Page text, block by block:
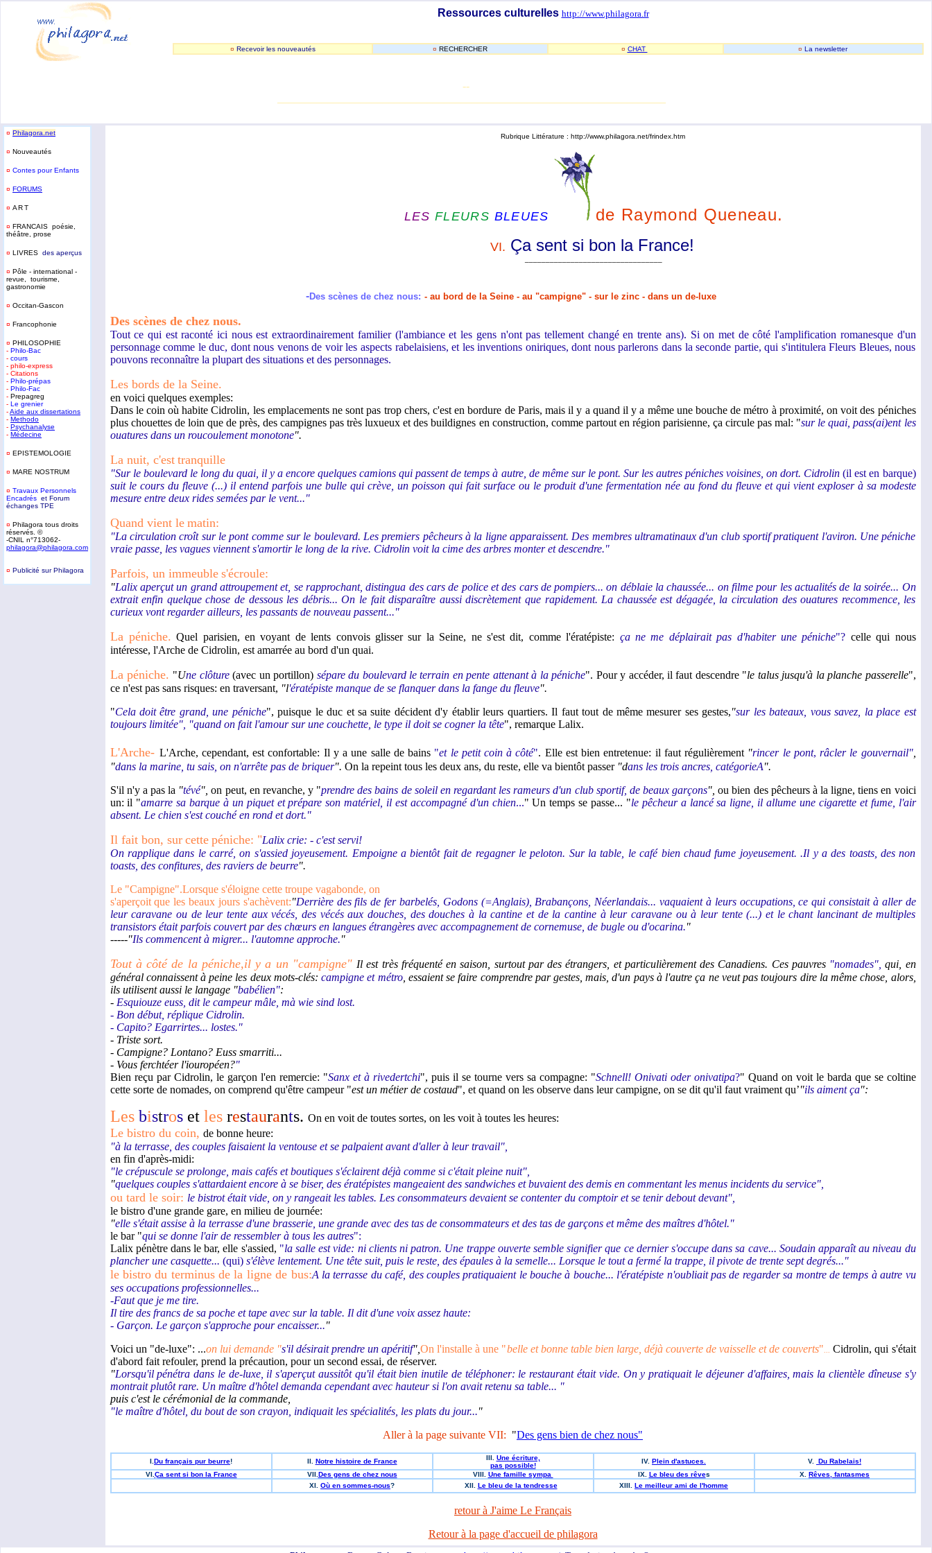
Ressources culturelles http://www.philagora.fr
¤ Recevoir les nouveautés ¤ RECHERCHER ¤ CHAT ¤ La newsletter
--
¤ Philagora.net
¤ Nouveautés
¤ Contes pour Enfants
¤ FORUMS
¤ ART
¤ FRANCAIS poésie,
théâtre, prose
¤ LIVRES des aperçus
¤ Pôle - international -
revue, tourisme,
gastronomie
¤ Occitan-Gascon
¤ Francophonie
¤ PHILOSOPHIE
- Philo-Bac
- cours
- philo-express
- Citations
- Philo-prépas
- Philo-Fac
- Prepagreg
- Le grenier
-Aide aux dissertations
- Methodo
- Psychanalyse
- Médecine
¤ EPISTEMOLOGIE
¤ MARE NOSTRUM
¤ Travaux Personnels
Encadrés et Forum
échanges TPE
¤ Philagora tous droits
réservés. ©
-CNIL n°713062-
philagora@philagora.com
¤ Publicité sur Philagora
Rubrique Littérature : http://www.philagora.net/frindex.htm
LES FLEURS BLEUES de Raymond Queneau.
VI. Ça sent si bon la France!
-Des scènes de chez nous: - au bord de la Seine - au "campigne" - sur le zinc - dans un de-luxe
Des scènes de chez nous.
Tout ce qui est raconté ici nous est extraordinairement familier (l'ambiance et les gens n'ont pas tellement changé en trente ans). Si on met de côté l'amplification romanesque d'un
personnage comme le duc, dont nous venons de voir les aspects rabelaisiens, et les inventions oniriques, dont nous parlerons dans la seconde partie, qui s'intitulera Fleurs Bleues, nous
pouvons reconnaître la plupart des situations et des personnages.
Les bords de la Seine.
en voici quelques exemples:
Dans le coin où habite Cidrolin, les emplacements ne sont pas trop chers, c'est en bordure de Paris, mais il y a quand il y a même une bouche de métro à proximité, on voit des péniches
plus chouettes de loin que de près, des campignes pas très luxueux et des buildignes en construction, comme partout en région parisienne, ça circule pas mal: "sur le quai, pass(ai)ent les
ouatures dans un roucoulement monotone".
La nuit, c'est tranquille
"Sur le boulevard le long du quai, il y a encore quelques camions qui passent de temps à autre, de même sur le pont. Sur les autres péniches voisines, on dort. Cidrolin (il est en barque)
suit le cours du fleuve (...) il entend parfois une bulle qui crève, un poisson qui fait surface ou le produit d'une fermentation née au fond du fleuve et qui vient exploser à sa modeste
mesure entre deux rides semées par le vent..."
Quand vient le matin:
"La circulation croît sur le pont comme sur le boulevard. Les premiers pêcheurs à la ligne apparaissent. Des membres ultramatinaux d'un club sportif pratiquent l'aviron. Une péniche
vraie passe, les vagues viennent s'amortir le long de la rive. Cidrolin voit la cime des arbres monter et descendre."
Parfois, un immeuble s'écroule:
"Lalix aperçut un grand attroupement et, se rapprochant, distingua des cars de police et des cars de pompiers... on déblaie la chaussée... on filme pour les actualités de la soirée... On
extrait enfin quelque chose de dessous les débris... On le fait disparaître aussi discrètement que rapidement. La chaussée est dégagée, la circulation des ouatures recommence, les
curieux vont regarder ailleurs, les passants de nouveau passent..."
La péniche. Quel parisien, en voyant de lents convois glisser sur la Seine, ne s'est dit, comme l'ératépiste: ça ne me déplairait pas d'habiter une péniche"? celle qui nous
intéresse, l'Arche de Cidrolin, est amarrée au bord d'un quai.
La péniche. "Une clôture (avec un portillon) sépare du boulevard le terrain en pente attenant à la péniche". Pour y accéder, il faut descendre "le talus jusqu'à la planche passerelle",
ce n'est pas sans risques: en traversant, "l'ératépiste manque de se flanquer dans la fange du fleuve".
"Cela doit être grand, une péniche", puisque le duc et sa suite décident d'y établir leurs quartiers. Il faut tout de même mesurer ses gestes,"sur les bateaux, vous savez, la place est
toujours limitée", "quand on fait l'amour sur une couchette, le type il doit se cogner la tête", remarque Lalix.
L'Arche- L'Arche, cependant, est confortable: Il y a une salle de bains "et le petit coin à côté". Elle est bien entretenue: il faut régulièrement "rincer le pont,râcler le gouvernail",
"dans la marine, tu sais, on n'arrête pas de briquer". On la repeint tous les deux ans, du reste, elle va bientôt passer "dans les trois ancres, catégorieA".
S'il n'y a pas la "tévé",on peut, en revanche, y "prendre des bains de soleil en regardant les rameurs d'un club sportif, de beaux garçons",ou bien des pêcheurs à la ligne, tiens en voici
un: il "amarre sa barque à un piquet et prépare son matériel, il est accompagné d'un chien..." Un temps se passe... "le pêcheur a lancé sa ligne, il allume une cigarette et fume, l'air
absent. Le chien s'est couché en rond et dort."
Il fait bon, sur cette péniche: "Lalix crie: - c'est servi!
On rapplique dans le carré, on s'assied joyeusement. Empoigne a bientôt fait de regagner le peloton. Sur la table, le café bien chaud fume joyeusement. .Il y a des toasts, des non
toasts, des confitures, des raviers de beurre".
Le "Campigne".Lorsque s'éloigne cette troupe vagabonde, on
s'aperçoit que les beaux jours s'achèvent:"Derrière des fils de fer barbelés, Godons (=Anglais), Brabançons, Néerlandais... vaquaient à leurs occupations, ce qui consistait à aller de
leur caravane ou de leur tente aux vécés, des vécés aux douches, des douches à la cantine et de la cantine à leur caravane ou à leur tente (...) et le chant lancinant de multiples
transistors était parfois couvert par des chœurs en langues étrangères avec accompagnement de cornemuse, de bugle ou d'ocarina."
-----"Ils commencent à migrer... l'automne approche."
Tout à côté de la péniche,il y a un "campigne" Il est très fréquenté en saison, surtout par des étrangers, et particulièrement des Canadiens. Ces pauvres "nomades", qui, en
général connaissent à peine les deux mots-clés:campigne et métro, essaient se faire comprendre par gestes, mais, d'un pays à l'autre ça ne veut pas toujours dire la même chose, alors,
ils utilisent aussi le langage "babélien":
-Esquiouze euss, dit le campeur mâle, mà wie sind lost.
- Bon début, réplique Cidrolin.
- Capito? Egarrirtes... lostes."
- Triste sort.
- Campigne? Lontano? Euss smarriti...
- Vous ferchtéer l'iouropéen?"
Bien reçu par Cidrolin, le garçon l'en remercie: "Sanx et à rivedertchi", puis il se tourne vers sa compagne: "Schnell! Onivati oder onivatipa?" Quand on voit le barda que se coltine
cette sorte de nomades, on comprend qu'être campeur "est un métier de costaud", et quand on les observe dans leur campigne, on se dit qu'il faut vraiment qu’"ils aiment ça":
Les bistroset lesrestaurants. On en voit de toutes sortes, on les voit à toutes les heures:
Le bistro du coin, de bonne heure:
"à la terrasse, des couples faisaient la ventouse et se palpaient avant d'aller à leur travail",
en fin d'après-midi:
"le crépuscule se prolonge, mais cafés et boutiques s'éclairent déjà comme si c'était pleine nuit",
"quelques couples s'attardaient encore à se biser, des ératépistes mangeaient des sandwiches et buvaient des demis en commentant les menus incidents du service",
ou tard le soir: le bistrot était vide, on y rangeait les tables. Les consommateurs devaient se contenter du comptoir et se tenir debout devant",
le bistro d'une grande gare, en milieu de journée:
"elle s'était assise à la terrasse d'une brasserie, une grande avec des tas de consommateurs et des tas de garçons et même des maîtres d'hôtel."
le bar "qui se donne l'air de ressembler à tous les autres":
Lalix pénètre dans le bar, elle s'assied, "la salle est vide: ni clients ni patron. Une trappe ouverte semble signifier que ce dernier s'occupe dans sa cave... Soudain apparaît au niveau du
plancher une casquette... (qui) s'élève lentement. Une tête suit, puis le reste, des épaules à la semelle... Lorsque le tout a fermé la trappe, il pivote de trente sept degrés..."
le bistro du terminus de la ligne de bus:A la terrasse du café, des couples pratiquaient le bouche à bouche... l'ératépiste n'oubliait pas de regarder sa montre de temps à autre vu
ses occupations professionnelles...
-Faut que je me tire.
Il tire des francs de sa poche et tape avec sur la table. Il dit d'une voix assez haute:
- Garçon. Le garçon s'approche pour encaisser..."
Voici un "de-luxe": ...on lui demande "s'il désirait prendre un apéritif",On l'installe à une "belle et bonne table bien large, déjà couverte de vaisselle et de couverts"
Cidrolin, qui s'était
d'abord fait refouler, prend la précaution, pour un second essai, de réserver.
"Lorsqu'il pénétra dans le de-luxe, il s'aperçut aussitôt qu'il était bien inutile de téléphoner: le restaurant était vide. On y pratiquait le déjeuner d'affaires, mais la clientèle dîneuse s'y
montrait plutôt rare. Un maître d'hôtel demanda cependant avec hauteur si l'on avait retenu sa table... "
puis c'est le cérémonial de la commande,
"le maître d'hôtel, du bout de son crayon, indiquait les spécialités, les plats du jour..."
Aller à la page suivante VII: "Des gens bien de chez nous"
I. Du français pur beurre! II. Notre histoire de France III. Une écriture,
pas possible!
IV. Plein d'astuces. V.
Du Rabelais!
VI. Ça sent si bon la France VII. Des gens de chez nous VIII. Une famille sympa IX. Le bleu des rêves X. Rêves, fantasmes
XI. Où en sommes-nous? XII. Le bleu de la tendresse XIII. Le meilleur ami de l'homme
retour à J'aime Le Français
Retour à la page d'accueil de philagora